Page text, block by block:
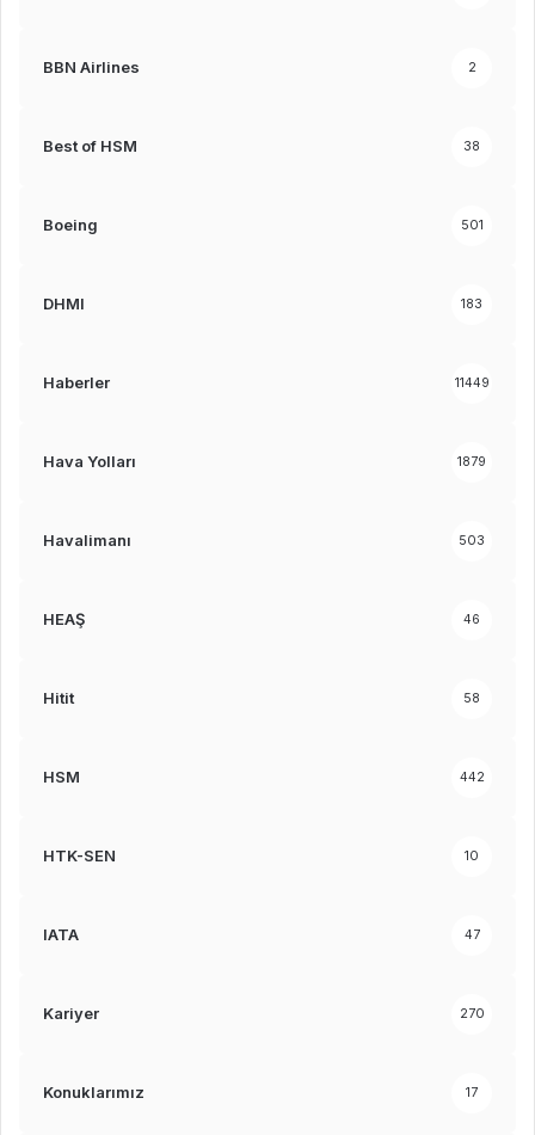
BBN Airlines 2
Best of HSM 38
Boeing 501
DHMI 183
Haberler 11449
Hava Yolları 1879
Havalimanı 503
HEAŞ 46
Hitit 58
HSM 442
HTK-SEN 10
IATA 47
Kariyer 270
Konuklarımız 17